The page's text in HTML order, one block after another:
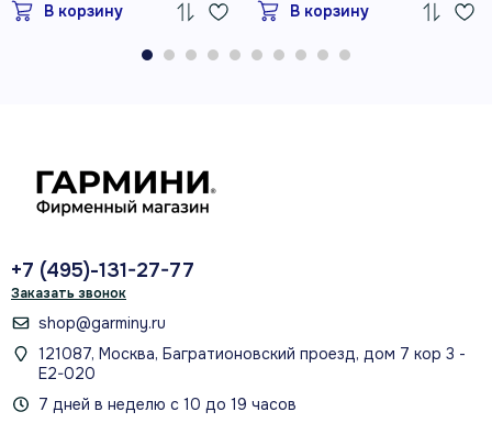
В корзину
В корзину
+7 (495)-131-27-77
Заказать звонок
shop@garminy.ru
121087, Москва, Багратионовский проезд, дом 7 кор 3 -
Е2-020
7 дней в неделю с 10 до 19 часов